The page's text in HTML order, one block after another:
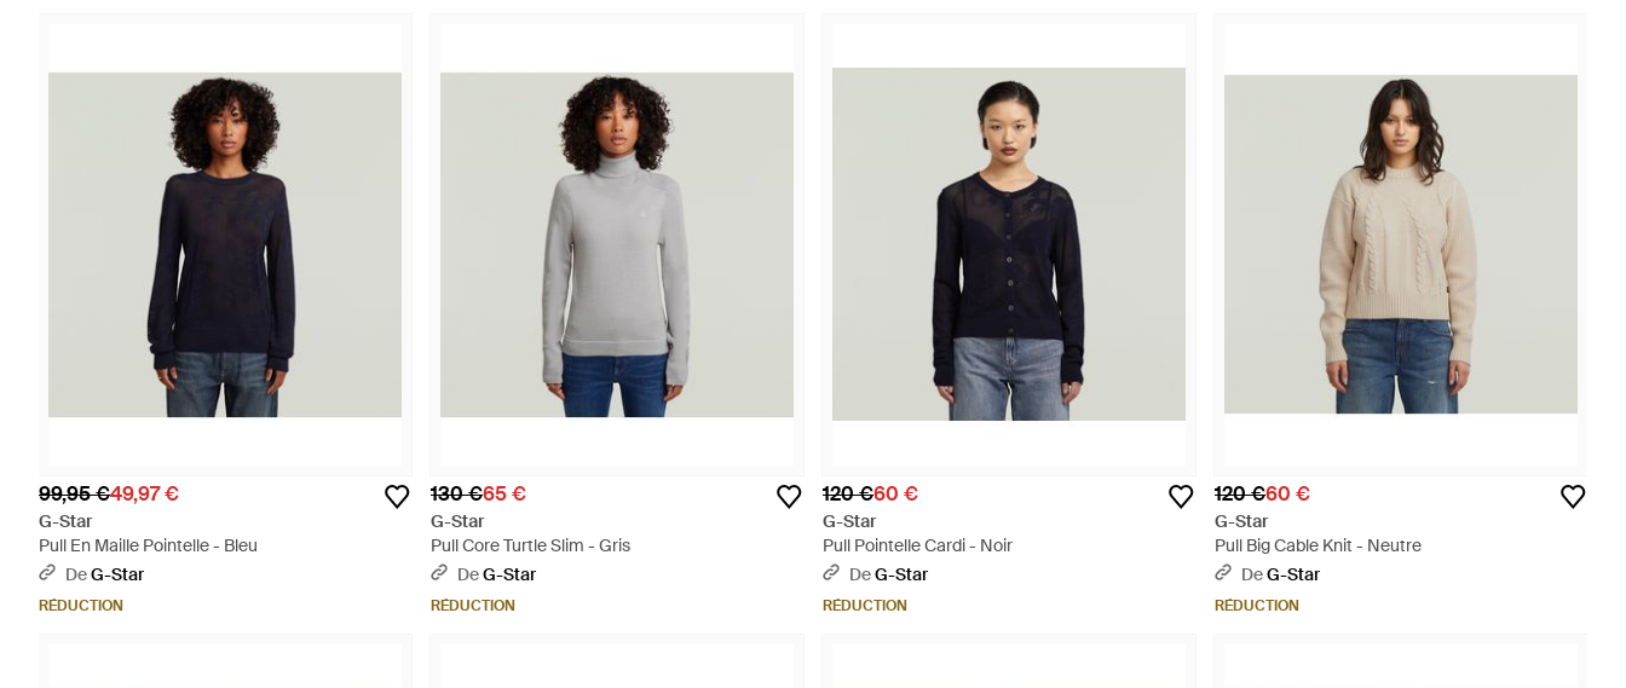
99,95 €49,97 €
G-Star
Pull En Maille Pointelle - Bleu
DeG-Star
RÉDUCTION
130 €65 €
G-Star
Pull Core Turtle Slim - Gris
DeG-Star
RÉDUCTION
120 €60 €
G-Star
Pull Pointelle Cardi - Noir
DeG-Star
RÉDUCTION
120 €60 €
G-Star
Pull Big Cable Knit - Neutre
DeG-Star
RÉDUCTION